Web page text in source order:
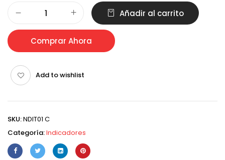
Añadir al carrito
Comprar Ahora
Add to wishlist
SKU:NDIT01 C
Categoría:Indicadores